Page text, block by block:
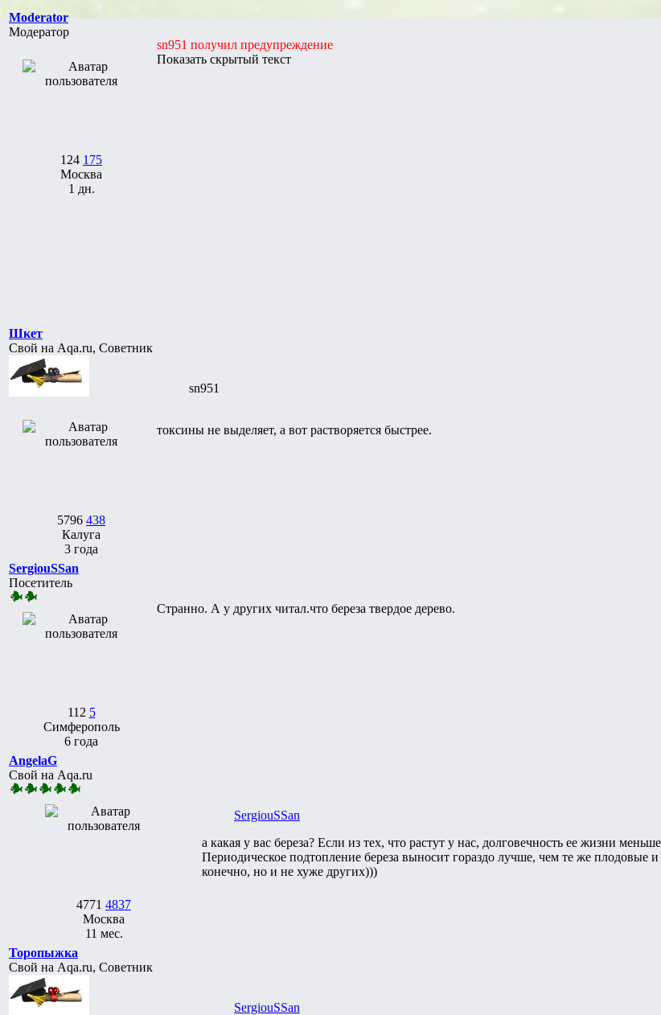
Moderator
Модератор
124 175
Москва
1 дн.
sn951 получил предупреждение
Показать скрытый текст
Шкет
Свой на Aqa.ru, Советник
5796 438
Калуга
3 года
sn951
токсины не выделяет, а вот растворяется быстрее.
SergiouSSan
Посетитель
112 5
Симферополь
6 года
Странно. А у других читал.что береза твердое дерево.
AngelaG
Свой на Aqa.ru
4771 4837
Москва
11 мес.
SergiouSSan
а какая у вас береза? Если из тех, что растут у нас, долговечность ее жизни
Периодическое подтопление береза выносит гораздо лучше, чем те же плодовые
конечно, но и не хуже других)))
Торопыжка
Свой на Aqa.ru, Советник
SergiouSSan